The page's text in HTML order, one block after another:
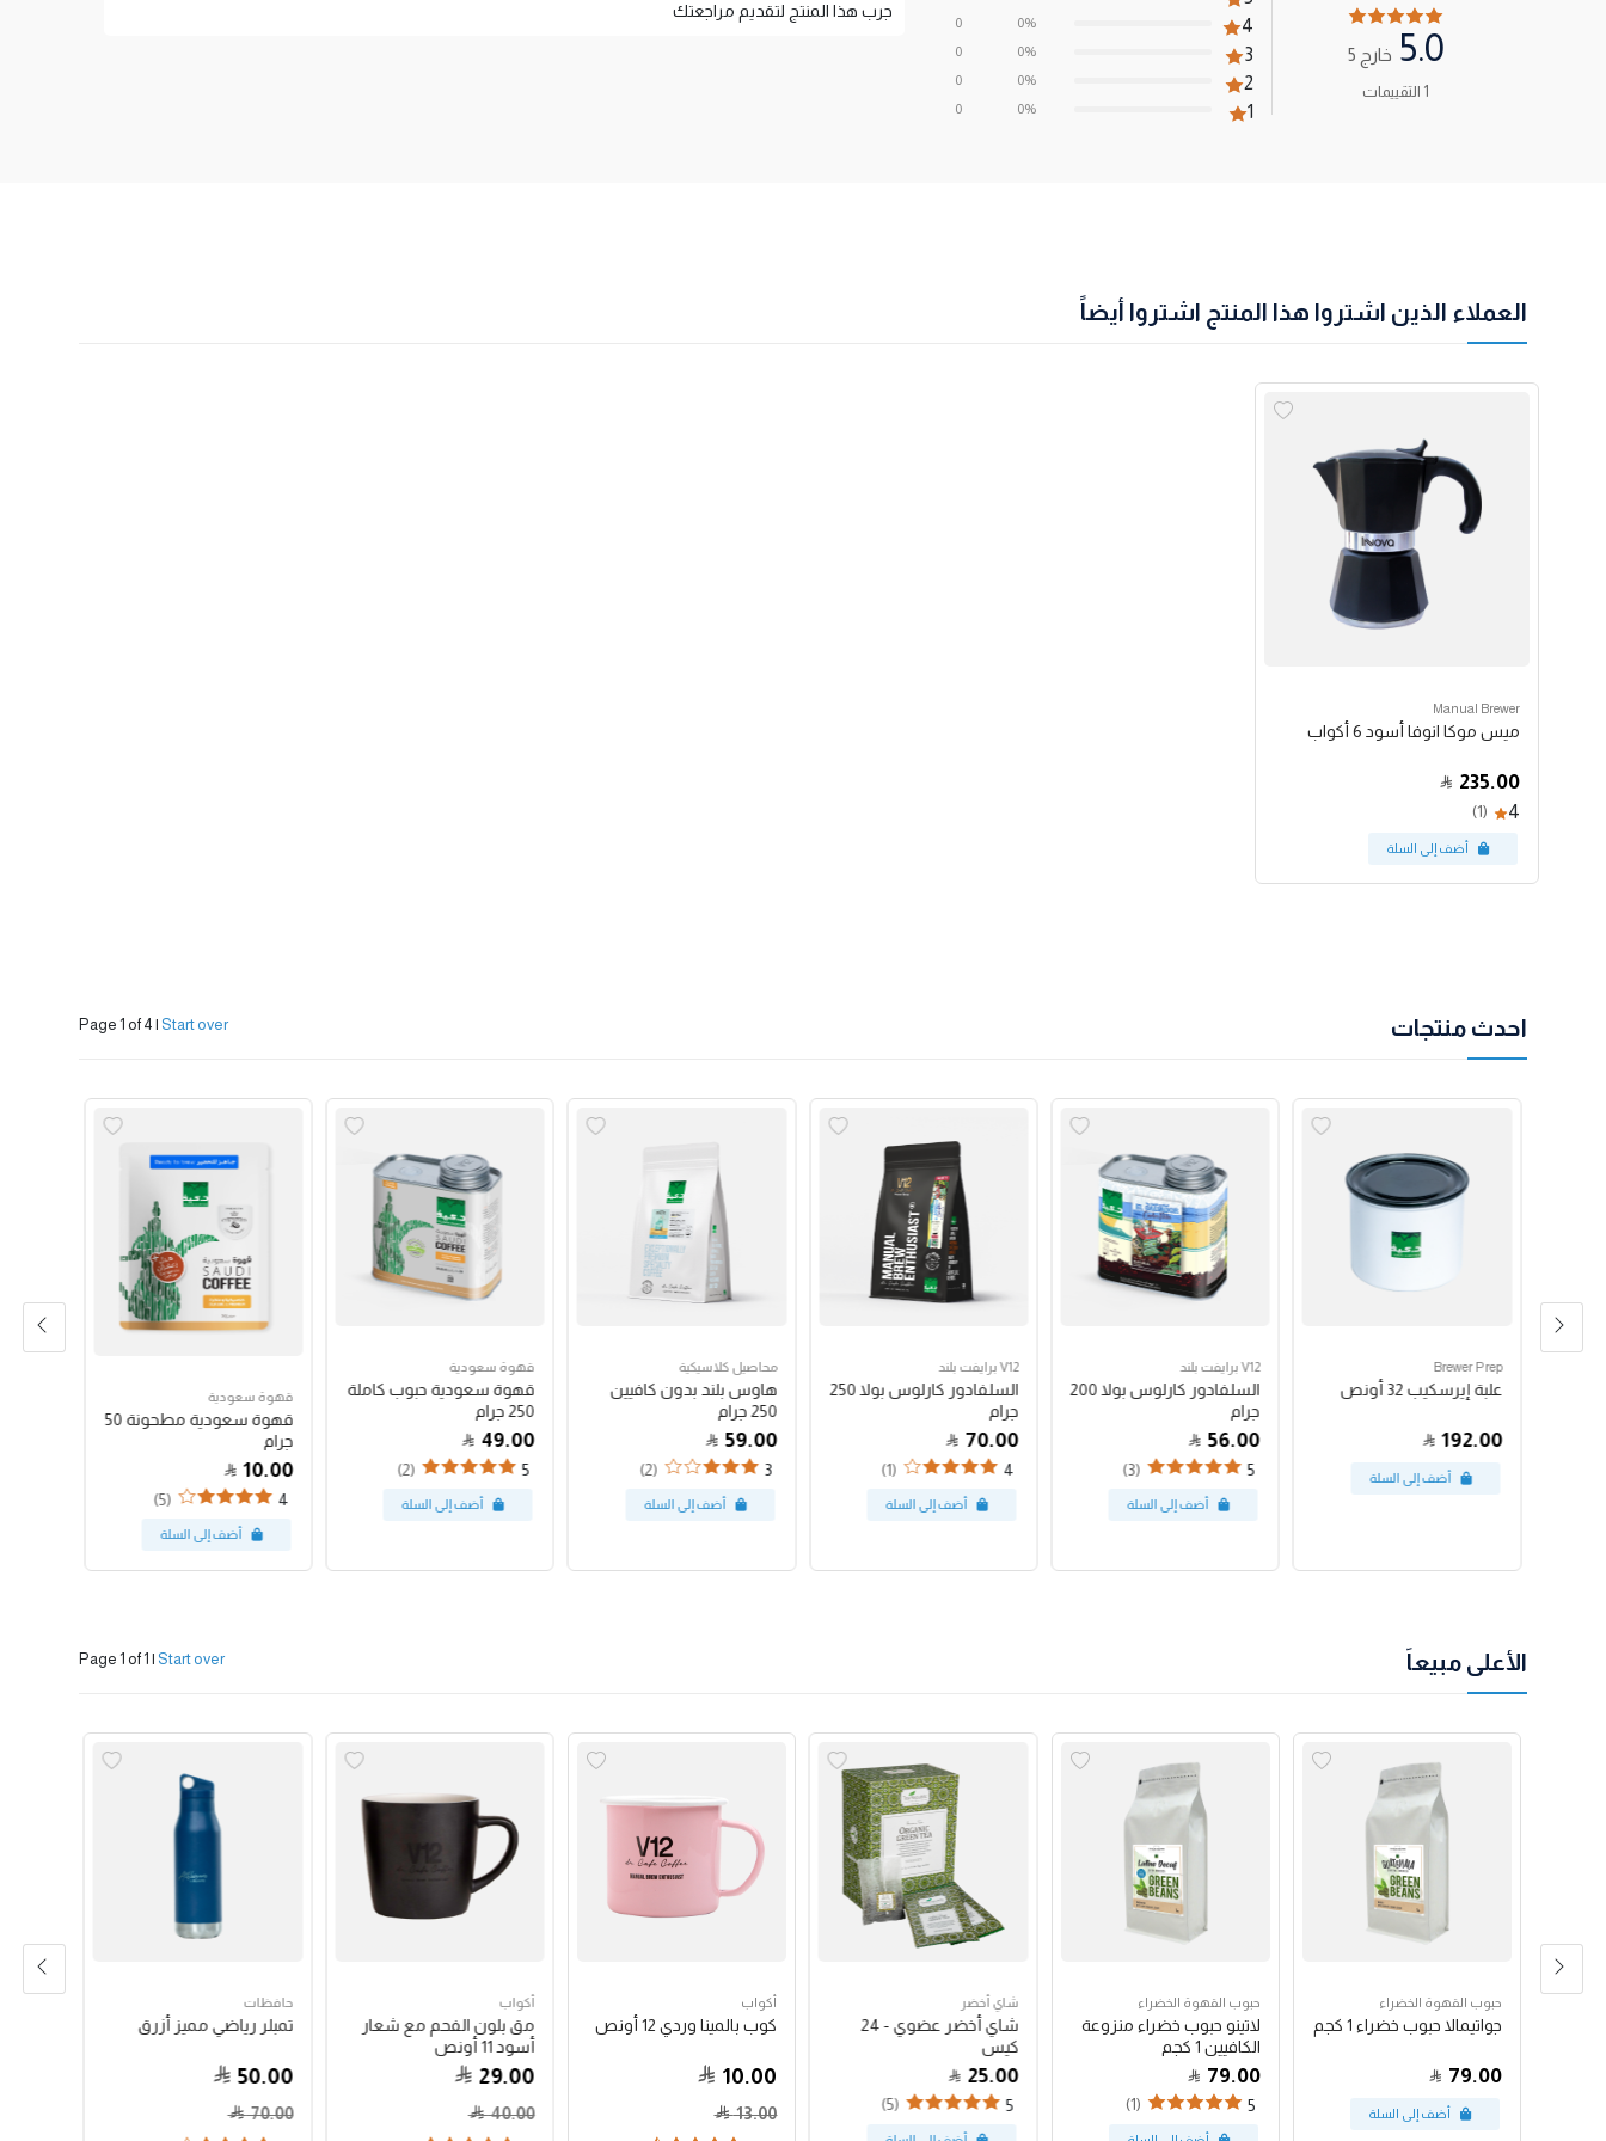
5.0 خارج 5
1 التقييمات
4
3
2
1
0%
0%
0%
0%
0
0
0
0
جرب هذا المنتج لتقديم مراجعتك
العملاء الذين اشتروا هذا المنتج اشتروا أيضاً
Manual Brewer
ميس موكا انوفا أسود 6 أكواب
235.00
4
(1)
احدث منتجات Page 1 of 4 | Start over
Brewer Prep
علبة إيرسكيب 32 أونص
192.00
V12 برايفت بلند
السلفادور كارلوس بولا 200
جرام
56.00
5
(3)
V12 برايفت بلند
السلفادور كارلوس بولا 250
جرام
70.00
4
(1)
محاصيل كلاسيكية
هاوس بلند بدون كافيين
250 جرام
59.00
3
(2)
قهوة سعودية
قهوة سعودية حبوب كاملة
250 جرام
49.00
5
(2)
قهوة سعودية
قهوة سعودية مطحونة 50
جرام
10.00
4
(5)
الأعلى مبيعاً Page 1 of 1 | Start over
حبوب القهوة الخضراء
جواتيمالا حبوب خضراء 1 كجم
79.00
حبوب القهوة الخضراء
لاتينو حبوب خضراء منزوعة
الكافيين 1 كجم
79.00
5
(1)
شاي أخضر
شاي أخضر عضوي - 24
كيس
25.00
5
(5)
أكواب
كوب بالمينا وردي 12 أونص
10.00
13.00
أكواب
مق بلون الفحم مع شعار
أسود 11 أونص
29.00
40.00
حافظات
تمبلر رياضي مميز أزرق
50.00
70.00